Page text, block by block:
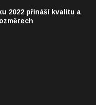
2022 přináší kvalitu a